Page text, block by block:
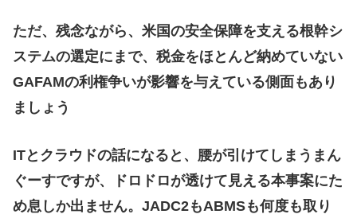
ただ、残念ながら、米国の安全保障を支える根幹シ
ステムの選定にまで、税金をほとんど納めていない
GAFAMの利権争いが影響を与えている側面もあり
ましょう
ITとクラウドの話になると、腰が引けてしまうまん
ぐーすですが、ドロドロが透けて見える本事案にた
め息しか出ません。JADC2もABMSも何度も取り